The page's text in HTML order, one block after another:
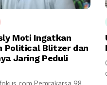
Moti Ingatkan
Political Blitzer dan
Jaring Peduli
Pemrakarsa 98